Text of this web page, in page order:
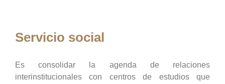
Servicio social
Es consolidar la agenda de relaciones
interinstitucionales con centros de estudios que